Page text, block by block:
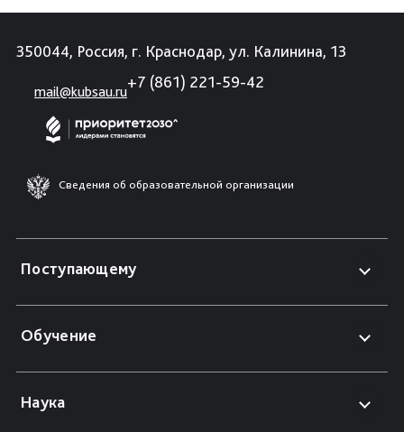
350044, Россия, г. Краснодар, ул. Калинина, 13
mail@kubsau.ru
+7 (861) 221-59-42
Сведения об образовательной организации
Поступающему
Обучение
Наука